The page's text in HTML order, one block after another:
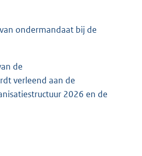
ondermandaat bij de
de
verleend aan de
2026 en de